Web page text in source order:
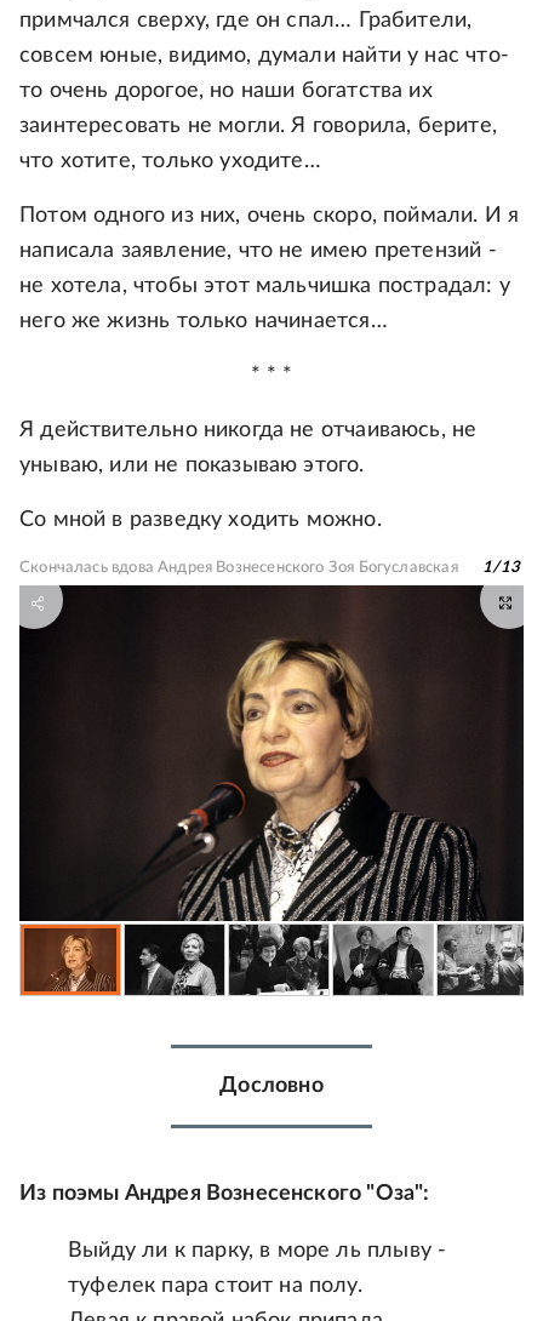
примчался сверху, где он спал… Грабители,
совсем юные, видимо, думали найти у нас что-
то очень дорогое, но наши богатства их
заинтересовать не могли. Я говорила, берите,
что хотите, только уходите…
Потом одного из них, очень скоро, поймали. И я
написала заявление, что не имею претензий -
не хотела, чтобы этот мальчишка пострадал: у
него же жизнь только начинается…
* * *
Я действительно никогда не отчаиваюсь, не
унываю, или не показываю этого.
Со мной в разведку ходить можно.
Скончалась вдова Андрея Вознесенского Зоя Богуславская 1/13
Дословно
Из поэмы Андрея Вознесенского "Оза":
Выйду ли к парку, в море ль плыву -
туфелек пара стоит на полу.